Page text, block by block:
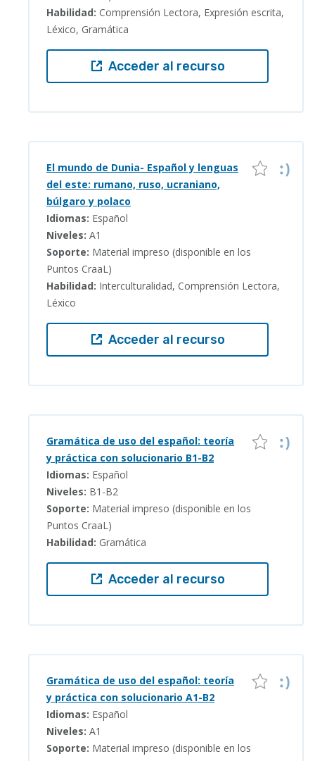
Habilidad: Comprensión Lectora, Expresión escrita,
Léxico, Gramática
Acceder al recurso
El mundo de Dunia- Español y lenguas
del este: rumano, ruso, ucraniano,
búlgaro y polaco
Idiomas: Español
Niveles: A1
Soporte: Material impreso (disponible en los
Puntos CraaL)
Habilidad: Interculturalidad, Comprensión Lectora,
Léxico
Acceder al recurso
Gramática de uso del español: teoría
y práctica con solucionario B1-B2
Idiomas: Español
Niveles: B1-B2
Soporte: Material impreso (disponible en los
Puntos CraaL)
Habilidad: Gramática
Acceder al recurso
Gramática de uso del español: teoría
y práctica con solucionario A1-B2
Idiomas: Español
Niveles: A1
Soporte: Material impreso (disponible en los